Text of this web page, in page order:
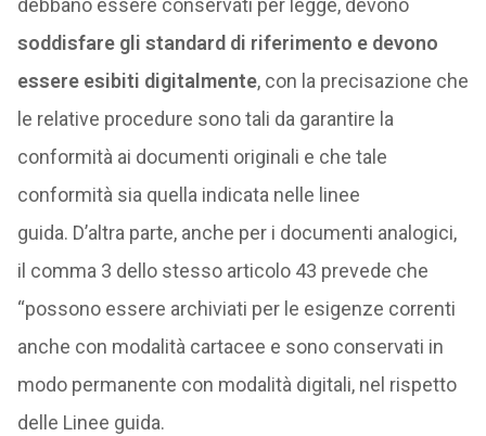
debbano essere conservati per legge, devono
soddisfare gli standard di riferimento e devono
essere esibiti digitalmente, con la precisazione che
le relative procedure sono tali da garantire la
conformità ai documenti originali e che tale
conformità sia quella indicata nelle linee
guida. D’altra parte, anche per i documenti analogici,
il comma 3 dello stesso articolo 43 prevede che
“possono essere archiviati per le esigenze correnti
anche con modalità cartacee e sono conservati in
modo permanente con modalità digitali, nel rispetto
delle Linee guida.